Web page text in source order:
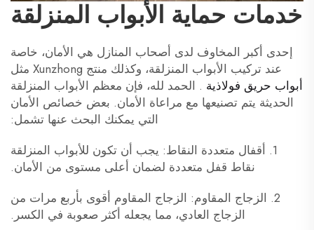
خدمات حماية الأبواب المنزلقة
إحدى أكبر المخاوف لدى أصحاب المنازل هي الأمان، خاصة
عند تركيب الأبواب المنزلقة، وكذلك منتج Xunzhong مثل
أبواب حريق فولاذية . الحمد لله، فإن معظم الأبواب المنزلقة
الحديثة يتم تصنيعها مع مراعاة الأمان. بعض خصائص الأمان
التي يمكنك البحث عنها تشمل:
1. أقفال متعددة النقاط: يجب أن تكون للأبواب المنزلقة
نقاط قفل متعددة لضمان أعلى مستوى من الأمان.
2. الزجاج المقاوم: الزجاج المقاوم أقوى بأربع مرات من
الزجاج العادي، مما يجعله أكثر صعوبة في الكسر.